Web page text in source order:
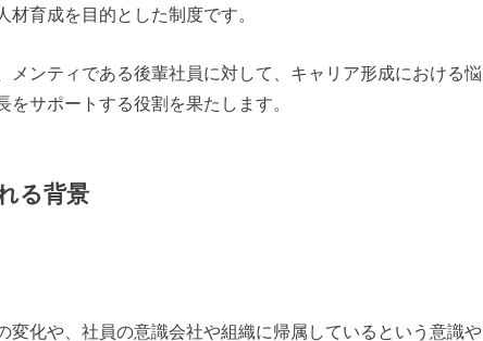
育成を目的とした制度です。
メンティである後輩社員に対して、キャリア形成における悩
サポートする役割を果たします。
る背景
変化や、社員の意識会社や組織に帰属しているという意識や